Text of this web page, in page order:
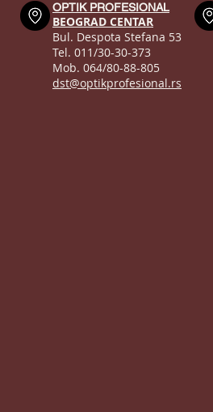
OPTIK PROFESIONAL
BEOGRAD CENTAR
Bul. Despota Stefana 53
Tel. 011/30-30-373
Mob. 064/80-88-805
dst@optikprofesional.rs